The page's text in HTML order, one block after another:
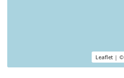
Leaflet | ©